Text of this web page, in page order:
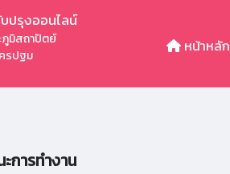
ปรุงออนไลน์
ภูมิสถาปัตย์
รปฐม
หน้าหลัก
การทำงาน